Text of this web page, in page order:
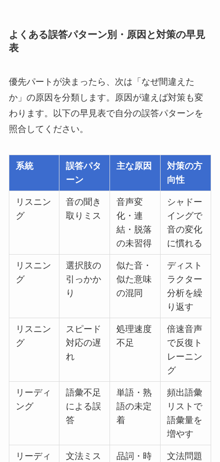
よくある誤答パターン別・原因と対策の早見
表
優先パートが決まったら、次は「なぜ間違えた
か」の原因を分類します。原因が違えば対策も変
わります。以下の早見表で自分の誤答パターンを
照合してください。
系統
誤答パタ
ーン
主な原因
対策の方
向性
リスニン
グ
音の聞き
取りミス
音声変
化・連
結・脱落
の未習得
シャドー
イングで
音の変化
に慣れる
リスニン
グ
選択肢の
引っかか
り
似た音・
似た意味
の混同
ディスト
ラクター
分析を繰
り返す
リスニン
グ
スピード
対応の遅
れ
処理速度
不足
倍速音声
で反復ト
レーニン
グ
リーディ
ング
語彙不足
による誤
答
単語・熟
語の未定
着
頻出語彙
リストで
語彙量を
増やす
リーディ
文法ミス
品詞・時
文法問題